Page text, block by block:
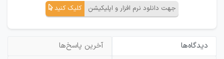
جهت دانلود نرم افزار و اپلیکیشن کلیک کنید
دیدگاه‌ها
آخرین پاسخ‌ها